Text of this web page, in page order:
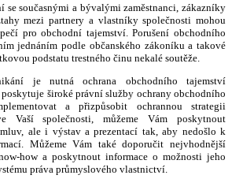
se současnými a bývalými zaměstnanci, zákazníky
mezi partnery a vlastníky společnosti mohou
pro obchodní tajemství. Porušení obchodního
jednáním podle občanského zákoníku a takové
podstatu trestného činu nekalé soutěže.
je nutná ochrana obchodního tajemství
poskytuje široké právní služby ochrany obchodního
a přizpůsobit ochrannou strategii
Vaší společnosti, můžeme Vám poskytnout
ale i výstav a prezentací tak, aby nedošlo k
Můžeme Vám také doporučit nejvhodnější
how a poskytnout informace o možnosti jeho
práva průmyslového vlastnictví.